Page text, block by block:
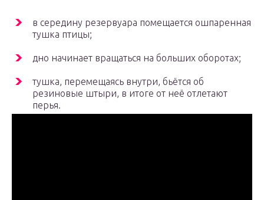
в середину резервуара помещается ошпаренная
тушка птицы;
дно начинает вращаться на больших оборотах;
тушка, перемещаясь внутри, бьётся об
резиновые штыри, в итоге от неё отлетают
перья.